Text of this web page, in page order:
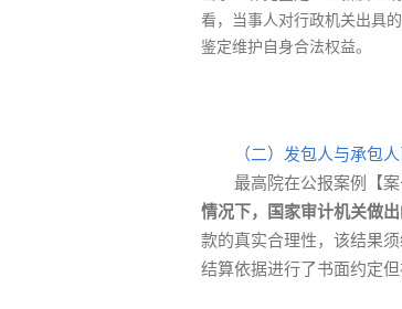
看，当事人对行政机关出具
鉴定维护自身合法权益。
（二）发包人与承包
最高院在公报案例【
情况下，国家审计机关做
款的真实合理性，该结果
结算依据进行了书面约定